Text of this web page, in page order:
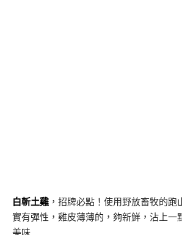
白斬土雞 ，招牌必點！使用野放畜牧的跑
實有彈性，雞皮薄薄的，夠新鮮，沾上一
美味